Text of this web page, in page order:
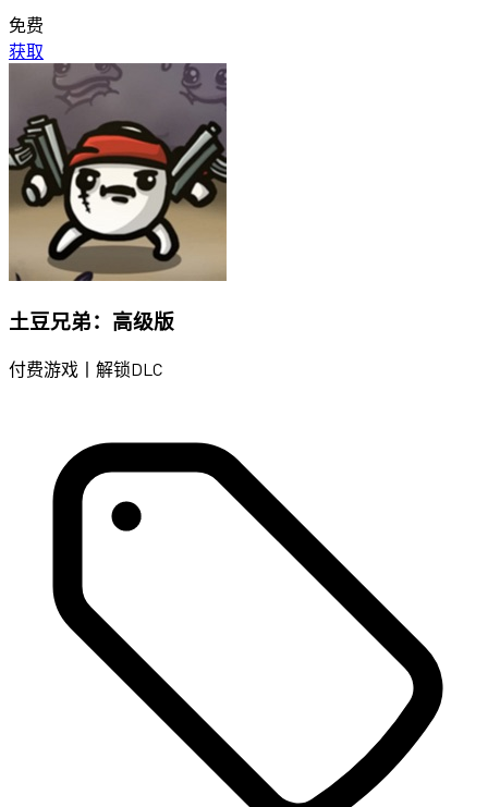
免费
获取
土豆兄弟：高级版
付费游戏丨解锁DLC